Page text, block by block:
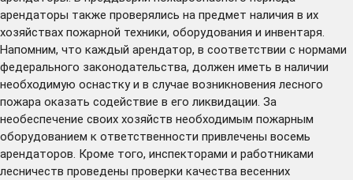
арендаторы также проверялись на предмет наличия в их
хозяйствах пожарной техники, оборудования и инвентаря.
Напомним, что каждый арендатор, в соответствии с нормами
федерального законодательства, должен иметь в наличии
необходимую оснастку и в случае возникновения лесного
пожара оказать содействие в его ликвидации. За
необеспечение своих хозяйств необходимым пожарным
оборудованием к ответственности привлечены восемь
арендаторов. Кроме того, инспекторами и работниками
лесничеств проведены проверки качества весенних